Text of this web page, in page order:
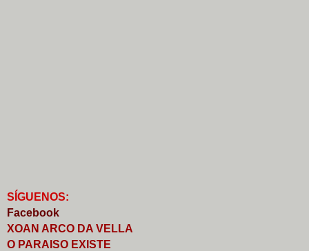
S GUENOS:
Facebook
XOAN ARCO DA VELLA
O PARAISO EXISTE